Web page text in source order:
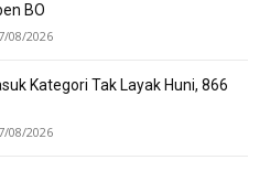
BO
08/2026
Kategori Tak Layak Huni, 866
08/2026